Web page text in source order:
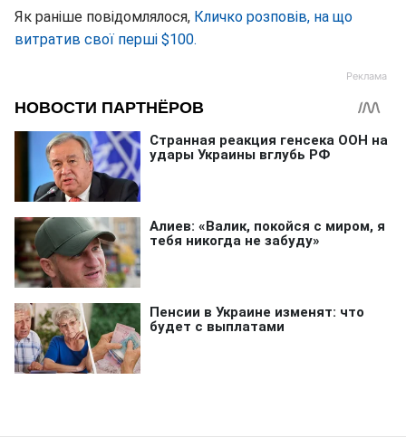
Як раніше повідомлялося, Кличко розповів, на що
витратив свої перші $100.